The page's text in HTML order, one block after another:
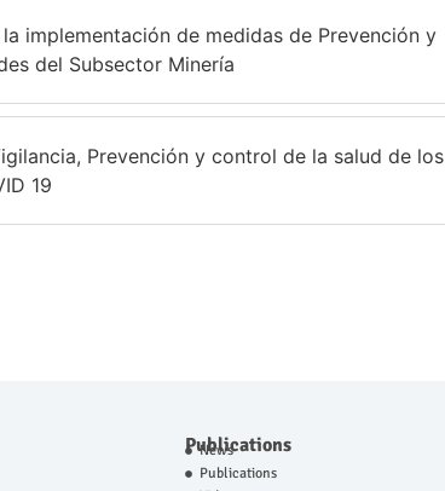
implementación de medidas de Prevención y
del Subsector Minería
Prevención y control de la salud de los
19
Publications
News
Publications